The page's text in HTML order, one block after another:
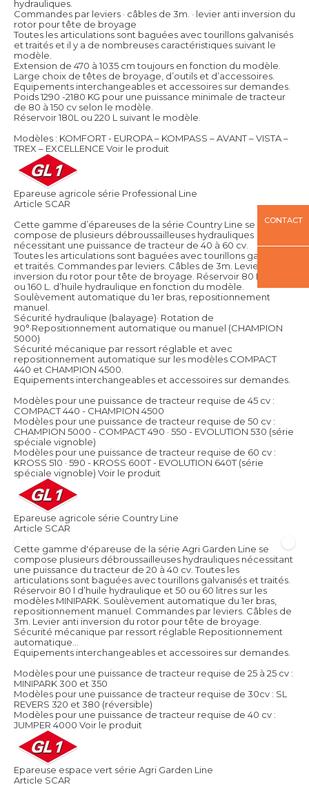
hydrauliques.
Commandes par leviers · câbles de 3m. · levier anti inversion du
rotor pour tête de broyage
Toutes les articulations sont baguées avec tourillons galvanisés
et traités et il y a de nombreuses caractéristiques suivant le
modèle.
Extension de 470 à 1035 cm toujours en fonction du modèle.
Large choix de têtes de broyage, d’outils et d’accessoires.
Equipements interchangeables et accessoires sur demandes.
Poids 1290 -2180 KG pour une puissance minimale de tracteur
de 80 à 150 cv selon le modèle.
Réservoir 180L ou 220 L suivant le modèle.
Modèles : KOMFORT - EUROPA – KOMPASS – AVANT – VISTA –
TREX – EXCELLENCEVoir le produit
Epareuse agricole série Professional Line
Article SCAR
Cette gamme d’épareuses de la série Country Line se
compose de plusieurs débroussailleuses hydrauliques
nécessitant une puissance de tracteur de 40 à 60 cv.
Toutes les articulations sont baguées avec tourillons galvanisés
et traités. Commandes par leviers. Câbles de 3m. Levier anti
inversion du rotor pour tête de broyage. Réservoir 80 L, 120 L
ou 160 L. d’huile hydraulique en fonction du modèle.
Soulèvement automatique du 1er bras, repositionnement
manuel.
Sécurité hydraulique (balayage)· Rotation de
90°·Repositionnement automatique ou manuel (CHAMPION
5000)
Sécurité mécanique par ressort réglable et avec
repositionnement automatique sur les modèles COMPACT
440 et CHAMPION 4500.
Equipements interchangeables et accessoires sur demandes.
Modèles pour une puissance de tracteur requise de 45 cv :
COMPACT 440 - CHAMPION 4500
Modèles pour une puissance de tracteur requise de 50 cv :
CHAMPION 5000 - COMPACT 490 · 550 - EVOLUTION 530 (série
spéciale vignoble)
Modèles pour une puissance de tracteur requise de 60 cv :
KROSS 510 · 590 - KROSS 600T - EVOLUTION 640T (série
spéciale vignoble) Voir le produit
Epareuse agricole série Country Line
Article SCAR
Cette gamme d'épareuse de la série Agri Garden Line se
compose plusieurs débroussailleuses hydrauliques nécessitant
une puissance du tracteur de 20 à 40 cv. Toutes les
articulations sont baguées avec tourillons galvanisés et traités.
Réservoir 80 l d’huile hydraulique et 50 ou 60 litres sur les
modèles MINIPARK. Soulèvement automatique du 1er bras,
repositionnement manuel. Commandes par leviers. Câbles de
3m. Levier anti inversion du rotor pour tête de broyage.
Sécurité mécanique par ressort réglable Repositionnement
automatique…
Equipements interchangeables et accessoires sur demandes.
Modèles pour une puissance de tracteur requise de 25 à 25 cv :
MINIPARK 300 et 350
Modèles pour une puissance de tracteur requise de 30cv : SL
REVERS 320 et 380 (réversible)
Modèles pour une puissance de tracteur requise de 40 cv :
JUMPER 4000 Voir le produit
Epareuse espace vert série Agri Garden Line
Article SCAR
CONTACT